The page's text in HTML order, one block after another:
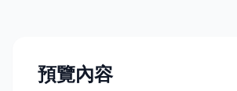
預覽內容